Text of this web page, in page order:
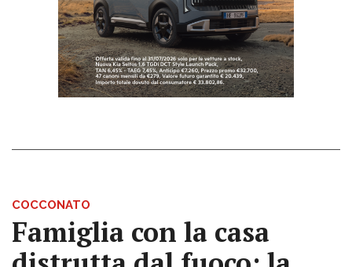
COCCONATO
Famiglia con la casa